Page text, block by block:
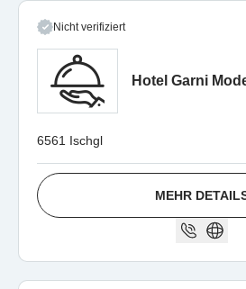
Nicht verifiziert
Hotel Garni
6561 Ischgl
MEHR